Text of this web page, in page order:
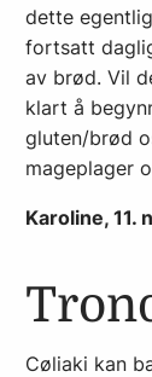
dette
fortsatt
av brød. Vil
klart å
gluten/brød
mageplager
Karoline, 11.
Cøliaki kan